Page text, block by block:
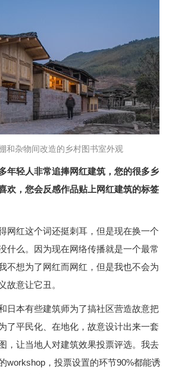
和杂物间改造的乡村图书室外观
年轻人非常追捧网红建筑，您的很多乡
欢，您会反感作品贴上网红建筑的标签
网红这个词还挺刺耳，但是现在换一个
什么。因为现在网络传播就是一个最常
不想为了网红而网红，但是我也不会为
故意让它丑。
日本有些建筑师为了搞社区营造故意把
了平民化、在地化，故意设计出来一套
，让当地人对建筑效果投票评选。我去
workshop，投票设置的环节90%都能诱